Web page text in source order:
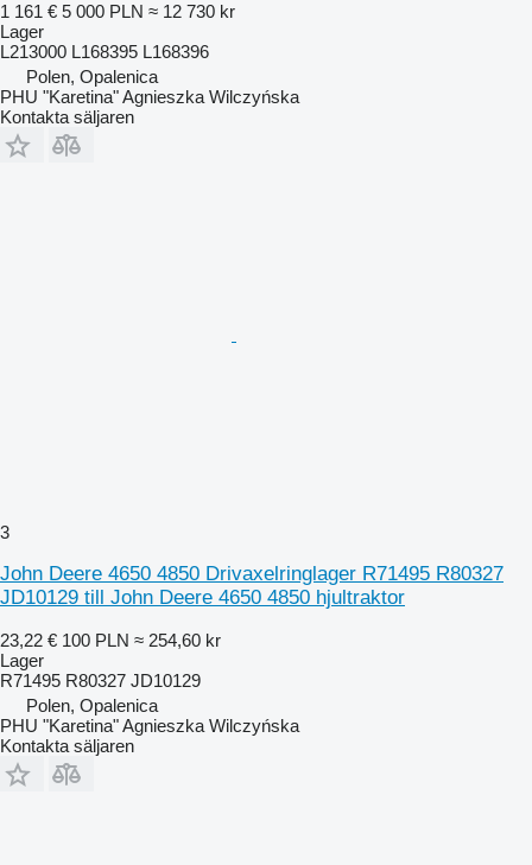
1 161 € 5 000 PLN ≈ 12 730 kr
Lager
L213000 L168395 L168396
Polen, Opalenica
PHU "Karetina" Agnieszka Wilczyńska
Kontakta säljaren
3
John Deere 4650 4850 Drivaxelringlager R71495 R80327
JD10129 till John Deere 4650 4850 hjultraktor
23,22 € 100 PLN ≈ 254,60 kr
Lager
R71495 R80327 JD10129
Polen, Opalenica
PHU "Karetina" Agnieszka Wilczyńska
Kontakta säljaren